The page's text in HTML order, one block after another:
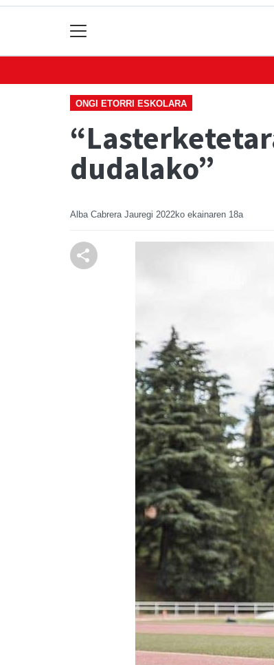
ONGI ETORRI ESKOLARA
dudalako”
Alba Cabrera Jauregi 2022ko ekainaren 18a